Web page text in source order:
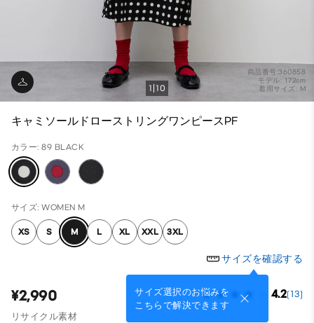
商品番号:360858
モデル: 172cm
着用サイズ: M
1 10
キャミソールドローストリングワンピースPF
カラー: 89 BLACK
サイズ: WOMEN M
XS S M L XL XXL 3XL
サイズを確認する
サイズ選択のお悩みを
こちらで解決できます
¥2,990 4.2(13)
リサイクル素材